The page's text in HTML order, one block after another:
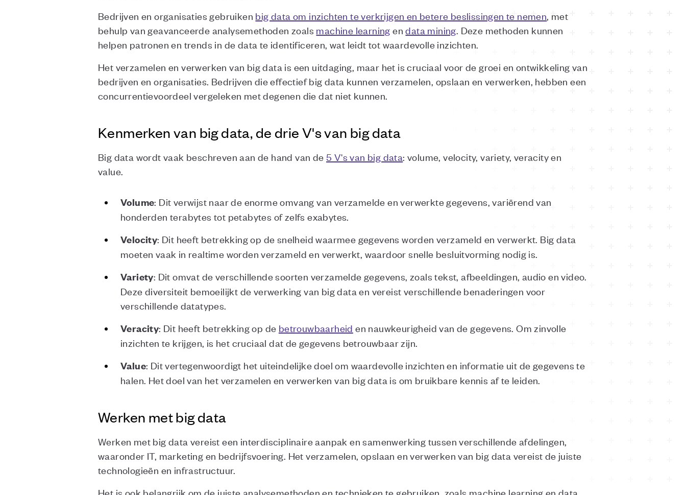
Bedrijven en organisaties gebruiken big data om inzichten te verkrijgen en betere beslissingen te nemen, met
behulp van geavanceerde analysemethoden zoals machine learning endata mining. Deze methoden kunnen
helpen patronen en trends in de data te identificeren, wat leidt tot waardevolle inzichten.
Het verzamelen en verwerken van big data is een uitdaging, maar het is cruciaal voor de groei en ontwikkeling van
bedrijven en organisaties. Bedrijven die effectief big data kunnen verzamelen, opslaan en verwerken, hebben een
concurrentievoordeel vergeleken met degenen die dat niet kunnen.
Kenmerken van big data, de drie V's van big data
Big data wordt vaak beschreven aan de hand van de 5 V's van big data: volume, velocity, variety, veracity en
value.
Volume: Dit verwijst naar de enorme omvang van verzamelde en verwerkte gegevens, variërend van
honderden terabytes tot petabytes of zelfs exabytes.
Velocity: Dit heeft betrekking op de snelheid waarmee gegevens worden verzameld en verwerkt. Big data
moeten vaak in realtime worden verzameld en verwerkt, waardoor snelle besluitvorming nodig is.
Variety: Dit omvat de verschillende soorten verzamelde gegevens, zoals tekst, afbeeldingen, audio en video.
Deze diversiteit bemoeilijkt de verwerking van big data en vereist verschillende benaderingen voor
verschillende datatypes.
Veracity: Dit heeft betrekking op de betrouwbaarheid en nauwkeurigheid van de gegevens. Om zinvolle
inzichten te krijgen, is het cruciaal dat de gegevens betrouwbaar zijn.
Value: Dit vertegenwoordigt het uiteindelijke doel om waardevolle inzichten en informatie uit de gegevens te
halen. Het doel van het verzamelen en verwerken van big data is om bruikbare kennis af te leiden.
Werken met big data
Werken met big data vereist een interdisciplinaire aanpak en samenwerking tussen verschillende afdelingen,
waaronder IT, marketing en bedrijfsvoering. Het verzamelen, opslaan en verwerken van big data vereist de juiste
technologieën en infrastructuur.
Het is ook belangrijk om de juiste analysemethoden en technieken te gebruiken, zoals machine learning en data